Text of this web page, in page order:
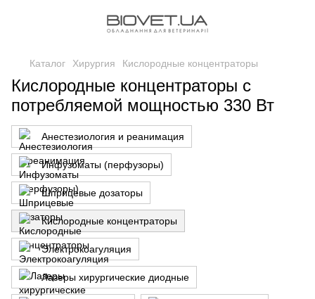
Каталог Хирургия Кислородные концентраторы
Кислородные концентраторы с
потребляемой мощностью 330 Вт
Анестезиология и реанимация
Инфузоматы (перфузоры)
Шприцевые дозаторы
Кислородные концентраторы
Электрокоагуляция
Лазеры хирургические диодные